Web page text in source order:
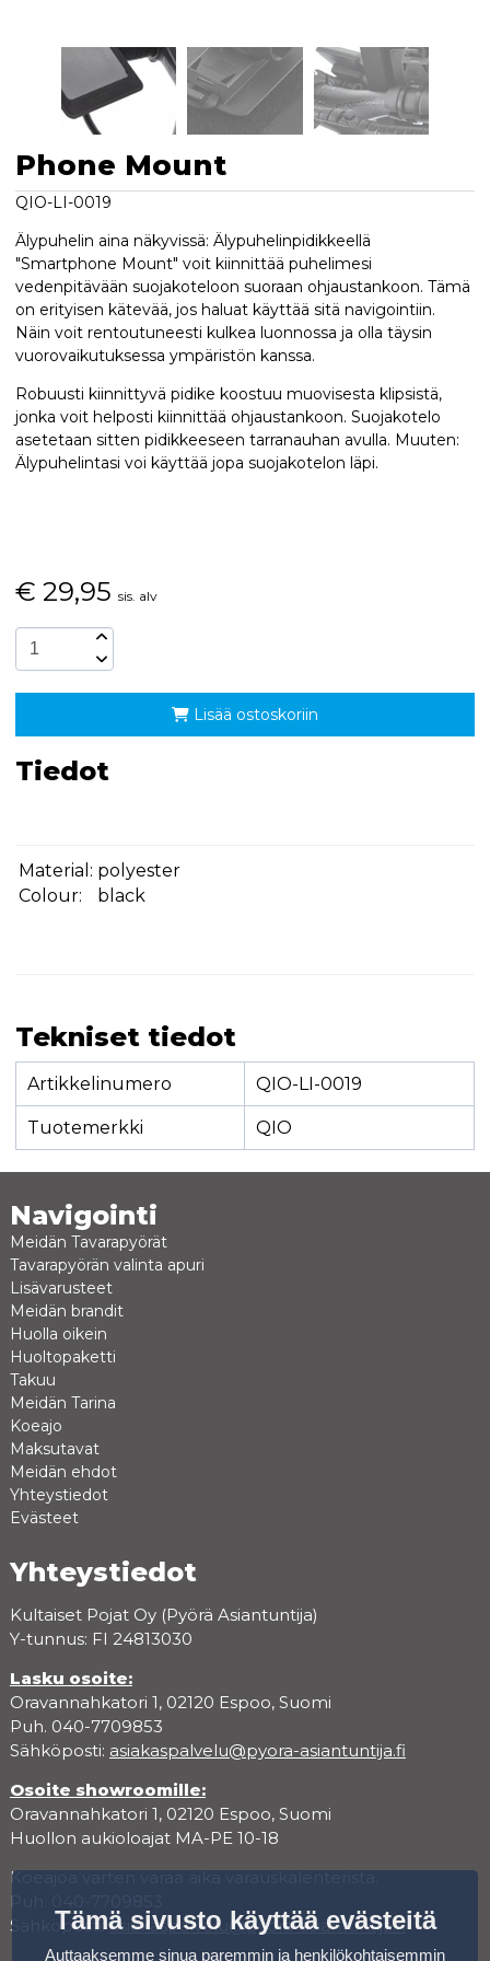
Phone Mount
QIO-LI-0019
Älypuhelin aina näkyvissä: Älypuhelinpidikkeellä
"Smartphone Mount" voit kiinnittää puhelimesi
vedenpitävään suojakoteloon suoraan ohjaustankoon. Tämä
on erityisen kätevää, jos haluat käyttää sitä navigointiin.
Näin voit rentoutuneesti kulkea luonnossa ja olla täysin
vuorovaikutuksessa ympäristön kanssa.
Robuusti kiinnittyvä pidike koostuu muovisesta klipsistä,
jonka voit helposti kiinnittää ohjaustankoon. Suojakotelo
asetetaan sitten pidikkeeseen tarranauhan avulla. Muuten:
Älypuhelintasi voi käyttää jopa suojakotelon läpi.
€ 29,95 sis. alv
Lisää ostoskoriin
Tiedot
Material: polyester
Colour:
black
Tekniset tiedot
Artikkelinumero QIO-LI-0019
Tuotemerkki QIO
Navigointi
Meidän Tavarapyörät
Tavarapyörän valinta apuri
Lisävarusteet
Meidän brandit
Huolla oikein
Huoltopaketti
Takuu
Meidän Tarina
Koeajo
Maksutavat
Meidän ehdot
Yhteystiedot
Evästeet
Yhteystiedot
Kultaiset Pojat Oy (Pyörä Asiantuntija)
Y-tunnus: FI 24813030
Lasku osoite:
Oravannahkatori 1, 02120 Espoo, Suomi
Puh. 040-7709853
Sähköposti: asiakaspalvelu@pyora-asiantuntija.fi
Osoite showroomille:
Oravannahkatori 1, 02120 Espoo, Suomi
Huollon aukioloajat MA-PE 10-18
Koeajoa varten varaa aika varauskalenterista.
Sähköposti:asiakaspalvelu@pyora-asiantuntija.fi
Tämä sivusto käyttää evästeitä
Auttaaksemme sinua paremmin ja henkilökohtaisemmin